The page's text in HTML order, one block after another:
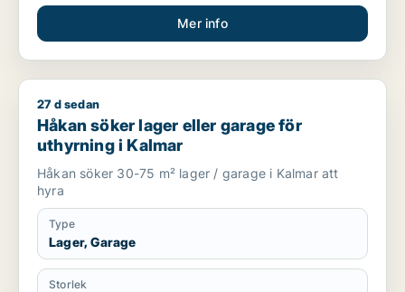
Mer info
Håkan söker lager eller garage för uthyrning i Kalmar
27 d sedan
Håkan söker lager eller garage för
uthyrning i Kalmar
Håkan söker 30-75 m² lager / garage i Kalmar att
hyra
Type
Lager, Garage
Storlek